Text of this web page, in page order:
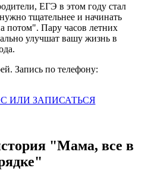
ЕГЭ в этом году стал
тщательнее и начинать
потом". Пару часов летних
улучшат вашу жизнь в
Запись по телефону:
ИЛИ ЗАПИСАТЬСЯ
"Мама, все в